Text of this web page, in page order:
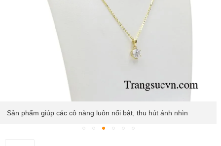
Sản phẩm giúp các cô nàng luôn nổi bật, thu hút ánh nhìn